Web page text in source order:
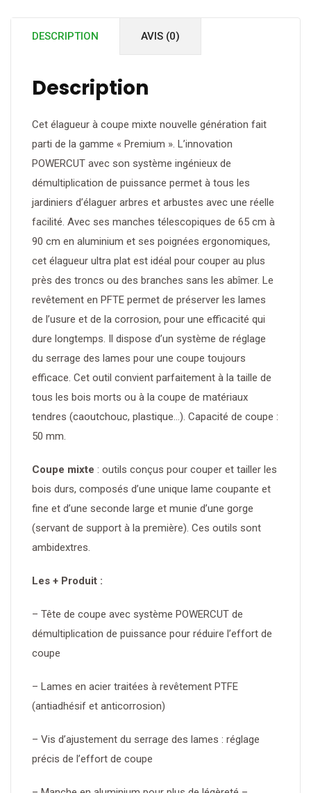
TÉLESCOPIQUE
DESCRIPTION AVIS (0)
Description
Cet élagueur à coupe mixte nouvelle génération fait
parti de la gamme « Premium ». L’innovation
POWERCUT avec son système ingénieux de
démultiplication de puissance permet à tous les
jardiniers d’élaguer arbres et arbustes avec une réelle
facilité. Avec ses manches télescopiques de 65 cm à
90 cm en aluminium et ses poignées ergonomiques,
cet élagueur ultra plat est idéal pour couper au plus
près des troncs ou des branches sans les abîmer. Le
revêtement en PFTE permet de préserver les lames
de l’usure et de la corrosion, pour une efficacité qui
dure longtemps. Il dispose d’un système de réglage
du serrage des lames pour une coupe toujours
efficace. Cet outil convient parfaitement à la taille de
tous les bois morts ou à la coupe de matériaux
tendres (caoutchouc, plastique…). Capacité de coupe :
50 mm.
Coupe mixte : outils conçus pour couper et tailler les
bois durs, composés d’une unique lame coupante et
fine et d’une seconde large et munie d’une gorge
(servant de support à la première). Ces outils sont
ambidextres.
Les + Produit :
– Tête de coupe avec système POWERCUT de
démultiplication de puissance pour réduire l’effort de
coupe
– Lames en acier traitées à revêtement PTFE
(antiadhésif et anticorrosion)
– Vis d’ajustement du serrage des lames : réglage
précis de l’effort de coupe